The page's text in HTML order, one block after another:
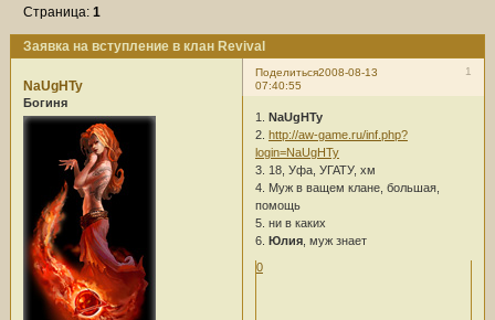
Заявка на вступление в клан Revival
Страница:1
Поделиться 1
2008-08-13
07:40:55
NaUgHTy
Богиня
1. NaUgHTy
2. http://aw-game.ru/inf.php?
login=NaUgHTy
3. 18, Уфа, УГАТУ, хм
4. Муж в ващем клане, большая,
помощь
5. ни в каких
6. Юлия, муж знает
0